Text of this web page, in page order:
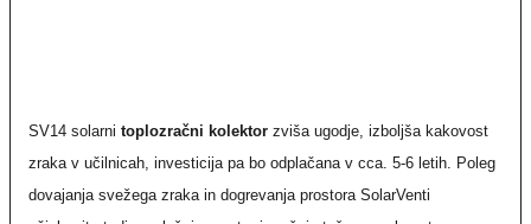
SV14 solarni toplozračni kolektor zviša ugodje, izboljša kakovost
zraka v učilnicah, investicija pa bo odplačana v cca. 5-6 letih. Poleg
dovajanja svežega zraka in dogrevanja prostora SolarVenti